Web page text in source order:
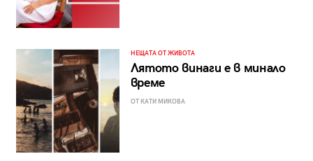
НЕЩАТА ОТ ЖИВОТА
Лятото винаги е в минало
време
ОТ КАТИ МИКОВА